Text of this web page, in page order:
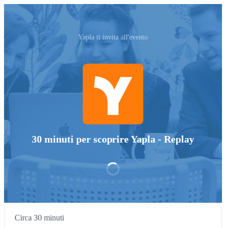
Yapla ti invita all'evento
30 minuti per scoprire Yapla - Replay
Circa 30 minuti